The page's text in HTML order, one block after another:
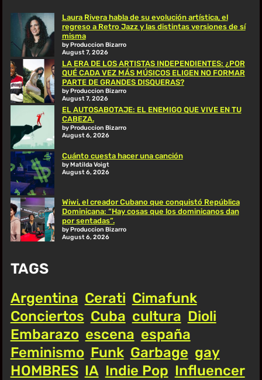
Laura Rivera habla de su evolución artística, el
regreso a Retro Jazz y las distintas versiones de sí
misma
by Produccion Bizarro
August 7, 2026
LA ERA DE LOS ARTISTAS INDEPENDIENTES: ¿POR
QUÉ CADA VEZ MÁS MÚSICOS ELIGEN NO FORMAR
PARTE DE GRANDES DISQUERAS?
by Produccion Bizarro
August 7, 2026
EL AUTOSABOTAJE: EL ENEMIGO QUE VIVE EN TU
CABEZA.
by Produccion Bizarro
August 6, 2026
Cuánto cuesta hacer una canción
by Matilda Voigt
August 6, 2026
Wiwi, el creador Cubano que conquistó República
Dominicana: “Hay cosas que los dominicanos dan
por sentadas”.
by Produccion Bizarro
August 6, 2026
TAGS
Argentina Cerati Cimafunk
Conciertos Cuba cultura Dioli
Embarazo escena españa
Feminismo Funk Garbage gay
HOMBRES IA Indie Pop Influencer